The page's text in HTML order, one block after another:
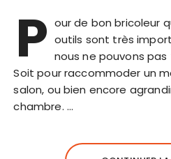
P our de bon bricoleur
outils sont très
nous ne pouvons
Soit pour raccommoder un
salon, ou bien encore
chambre. …